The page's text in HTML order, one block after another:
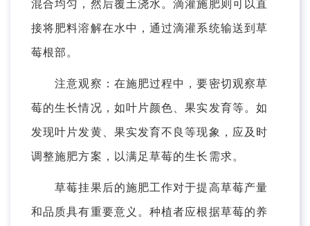
混合均匀，然后覆土浇水。滴灌施肥则可以直
接将肥料溶解在水中，通过滴灌系统输送到草
莓根部。
注意观察：在施肥过程中，要密切观察草
莓的生长情况，如叶片颜色、果实发育等。如
发现叶片发黄、果实发育不良等现象，应及时
调整施肥方案，以满足草莓的生长需求。
草莓挂果后的施肥工作对于提高草莓产量
和品质具有重要意义。种植者应根据草莓的养